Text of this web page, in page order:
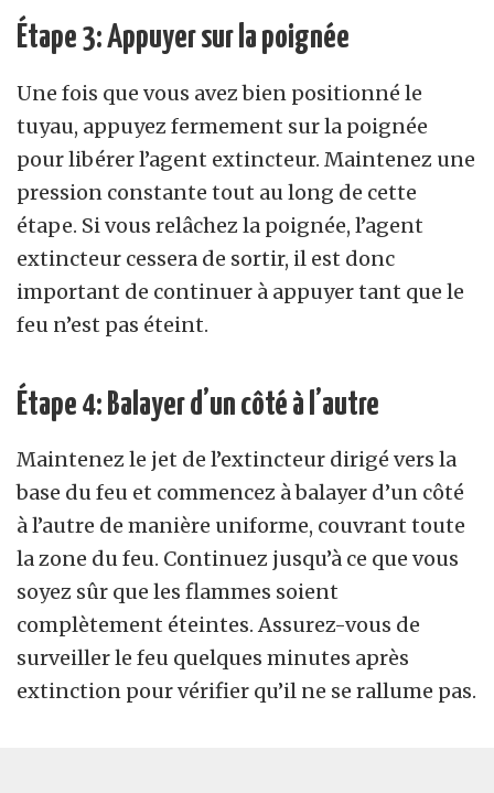
Étape 3: Appuyer sur la poignée
Une fois que vous avez bien positionné le
tuyau, appuyez fermement sur la poignée
pour libérer l’agent extincteur. Maintenez une
pression constante tout au long de cette
étape. Si vous relâchez la poignée, l’agent
extincteur cessera de sortir, il est donc
important de continuer à appuyer tant que le
feu n’est pas éteint.
Étape 4: Balayer d’un côté à l’autre
Maintenez le jet de l’extincteur dirigé vers la
base du feu et commencez à balayer d’un côté
à l’autre de manière uniforme, couvrant toute
la zone du feu. Continuez jusqu’à ce que vous
soyez sûr que les flammes soient
complètement éteintes. Assurez-vous de
surveiller le feu quelques minutes après
extinction pour vérifier qu’il ne se rallume pas.